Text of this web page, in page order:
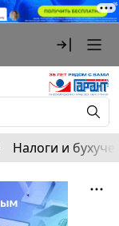
Налоги и